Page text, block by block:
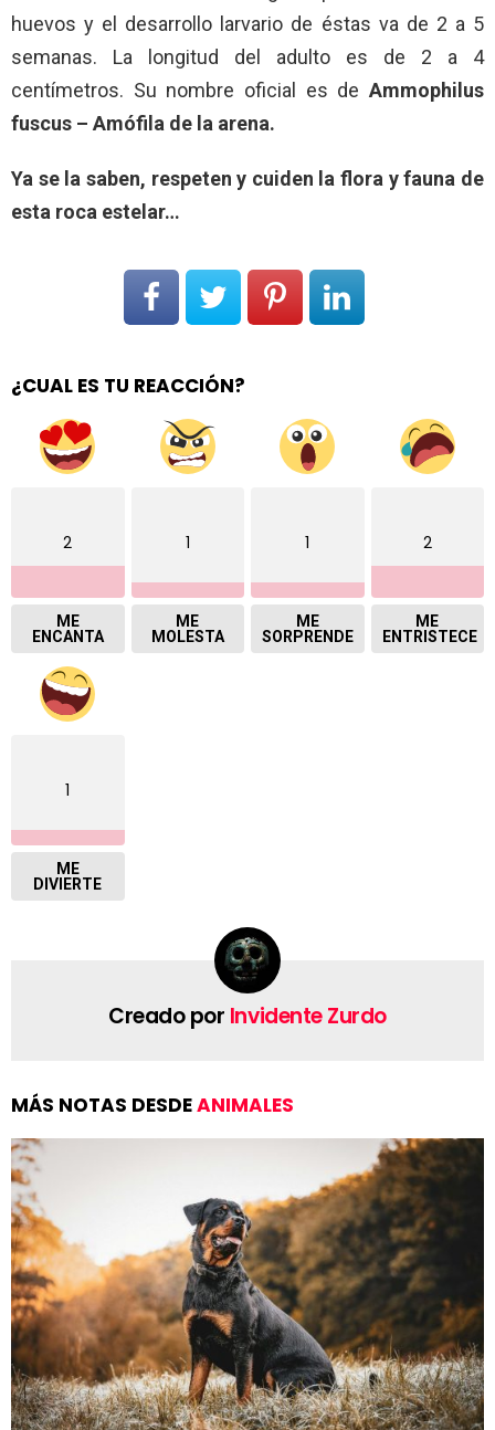
huevos y el desarrollo larvario de éstas va de 2 a 5
semanas. La longitud del adulto es de 2 a 4
centímetros. Su nombre oficial es de Ammophilus
fuscus – Amófila de la arena.
Ya se la saben, respeten y cuiden la flora y fauna de
esta roca estelar…
¿CUAL ES TU REACCIÓN?
2
ME
ENCANTA
1
ME
MOLESTA
1
ME
SORPRENDE
2
ME
ENTRISTECE
1
ME
DIVIERTE
Creado por Invidente Zurdo
MÁS NOTAS DESDEANIMALES